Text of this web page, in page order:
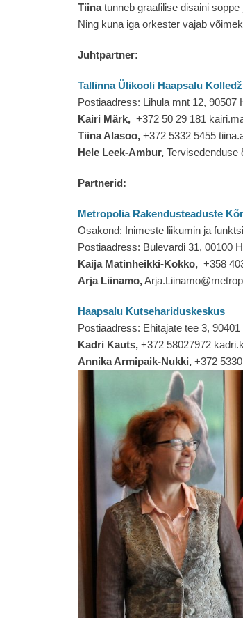
Tiinatunneb graafilise disaini soppe
Ning kuna iga orkester vajab
Juhtpartner:
Tallinna Ülikooli Haapsalu Kolledž
Postiaadress: Lihula mnt 12, 90507
Kairi Märk, +372 50 29 181
Tiina Alasoo, +372 5332 5455
Hele Leek-Ambur, Tervisedenduse
Partnerid:
Metropolia Rakendusteaduste
Osakond: Inimeste liikumin ja
Postiaadress: Bulevardi 31, 00100
Kaija Matinheikki-Kokko, +358
Arja Liinamo,
Haapsalu Kutsehariduskeskus
Postiaadress: Ehitajate tee 3,
Kadri Kauts, +372 58027972
Annika Armipaik-Nukki, +372